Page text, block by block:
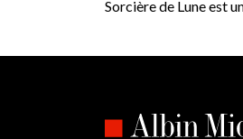
Sorcière de Lune est